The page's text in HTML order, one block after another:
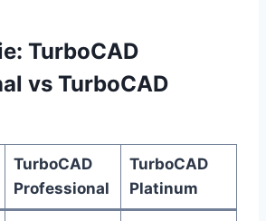
TurboCAD
vs TurboCAD
TurboCAD
Professional
TurboCAD
Platinum